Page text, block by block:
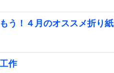
う！４月のオススメ折り紙
作